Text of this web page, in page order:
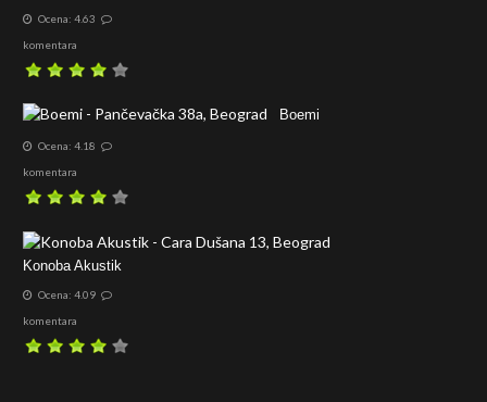
Ocena: 4.63
komentara
Boemi
Ocena: 4.18
komentara
Konoba Akustik
Ocena: 4.09
komentara